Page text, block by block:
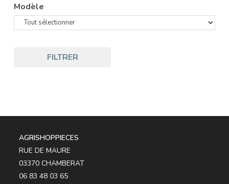
Modèle
FILTRER
AGRISHOPPIECES
RUE DE MAURE
03370 CHAMBERAT
06 83 48 03 65